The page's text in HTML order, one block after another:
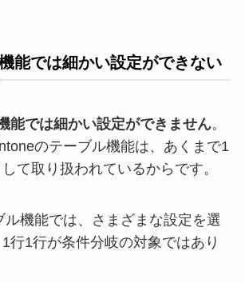
能では細かい設定ができない
能では細かい設定ができません。
のテーブル機能は、あくまで1
て取り扱われているからです。
ル機能では、さまざまな設定を選
行1行が条件分岐の対象ではあり